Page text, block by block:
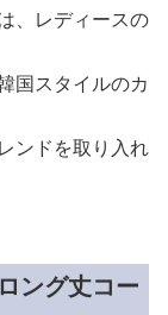
、レディースの
国スタイルのカ
ンドを取り入れ
ング丈コー